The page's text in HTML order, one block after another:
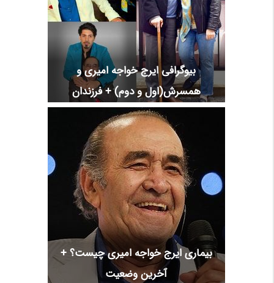
بیوگرافی ایرج خواجه امیری و
همسرش(اول و دوم) + فرزندان
بیماری ایرج خواجه امیری چیست؟ +
آخرین وضعیت